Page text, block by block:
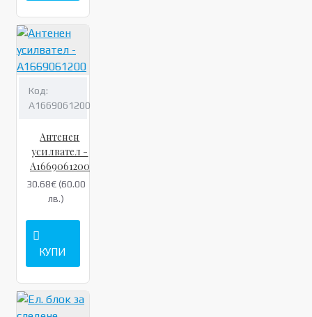
Код:
A1669061200
Антенен
усилвател -
A1669061200
30.68€ (60.00
лв.)
КУПИ